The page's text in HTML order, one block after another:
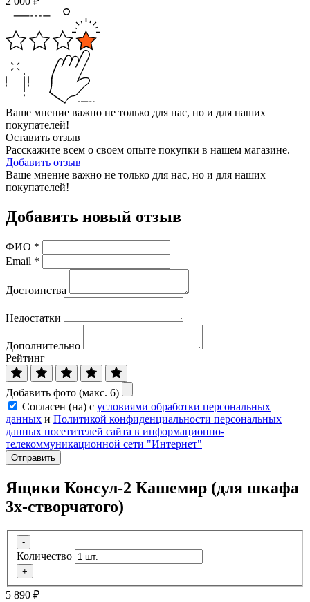
Ваше мнение важно не только для нас, но и для наших
покупателей!
Оставить отзыв
Расскажите всем о своем опыте покупки в нашем магазине.
Добавить отзыв
Ваше мнение важно не только для нас, но и для наших
покупателей!
Добавить новый отзыв
ФИО *
Email *
Достоинства
Недостатки
Дополнительно
Рейтинг
Добавить фото (макс. 6)
Согласен (на) с условиями обработки персональных
данных и Политикой конфиденциальности персональных
данных посетителей сайта в информационно-
телекоммуникационной сети "Интернет"
Отправить
Ящики Консул-2 Кашемир (для шкафа
3х-створчатого)
-
Количество
+
5 890 ₽